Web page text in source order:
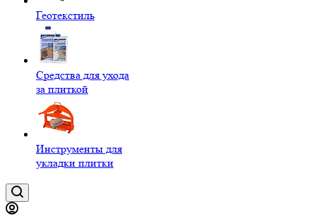
Геотекстиль
Средства для ухода
за плиткой
Инструменты для
укладки плитки